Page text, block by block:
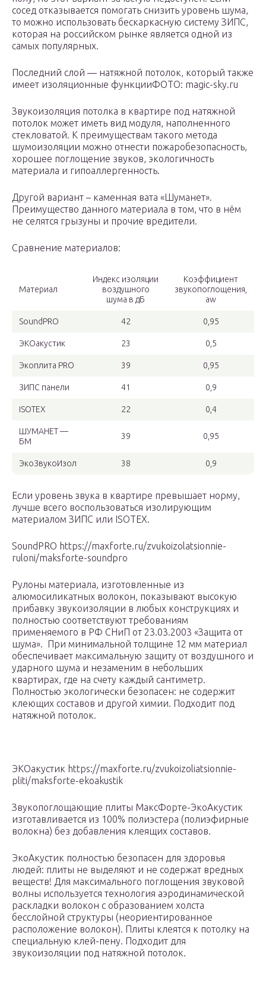
сосед отказывается помогать снизить уровень шума,
то можно использовать бескаркасную систему ЗИПС,
которая на российском рынке является одной из
самых популярных.
Последний слой — натяжной потолок, который также
имеет изоляционные функцииФОТО: magic-sky.ru
Звукоизоляция потолка в квартире под натяжной
потолок может иметь вид модуля, наполненного
стекловатой. К преимуществам такого метода
шумоизоляции можно отнести пожаробезопасность,
хорошее поглощение звуков, экологичность
материала и гипоаллергенность.
Другой вариант – каменная вата «Шуманет».
Преимущество данного материала в том, что в нём
не селятся грызуны и прочие вредители.
Сравнение материалов:
Материал
Индекс изоляции
воздушного
шума в дБ
Коэффициент
звукопоглощения,
aw
SoundPRO 42 0,95
ЭКОакустик 23 0,5
Экоплита PRO 39 0,95
ЗИПС панели 41 0,9
ISOTEX 22 0,4
ШУМАНЕТ —
БМ
39 0,95
ЭкоЗвукоИзол 38 0,9
Если уровень звука в квартире превышает норму,
лучше всего воспользоваться изолирующим
материалом ЗИПС или ISOTEX.
SoundPRO https://maxforte.ru/zvukoizolatsionnie-
ruloni/maksforte-soundpro
Рулоны материала, изготовленные из
алюмосиликатных волокон, показывают высокую
прибавку звукоизоляции в любых конструкциях и
полностью соответствуют требованиям
применяемого в РФ СНиП от 23.03.2003 «Защита от
шума». При минимальной толщине 12 мм материал
обеспечивает максимальную защиту от воздушного и
ударного шума и незаменим в небольших
квартирах, где на счету каждый сантиметр.
Полностью экологически безопасен: не содержит
клеющих составов и другой химии. Подходит под
натяжной потолок.
ЭКОакустик https://maxforte.ru/zvukoizoliatsionnie-
pliti/maksforte-ekoakustik
Звукопоглощающие плиты МаксФорте-ЭкоАкустик
изготавливается из 100% полиэстера (полиэфирные
волокна) без добавления клеящих составов.
ЭкоАкустик полностью безопасен для здоровья
людей: плиты не выделяют и не содержат вредных
веществ! Для максимального поглощения звуковой
волны используется технология аэродинамической
раскладки волокон с образованием холста
бесслойной структуры (неориентированное
расположение волокон). Плиты клеятся к потолку на
специальную клей-пену. Подходит для
звукоизоляции под натяжной потолок.